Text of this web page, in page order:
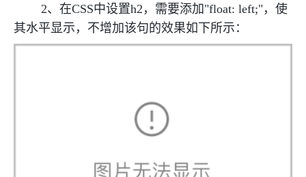
2、在CSS中设置h2，需要添加"float: left;"，使
其水平显示，不增加该句的效果如下所示：